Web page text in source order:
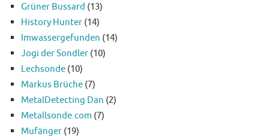
Grüner Bussard (13)
History Hunter (14)
Imwassergefunden (14)
Jogi der Sondler (10)
Lechsonde (10)
Markus Brüche (7)
MetalDetecting Dan (2)
Metallsonde.com (7)
Mufänger (19)